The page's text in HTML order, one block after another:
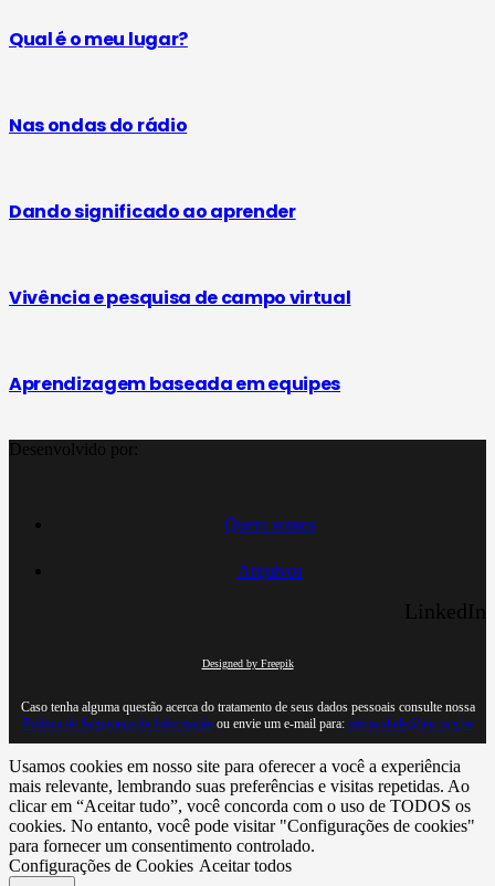
Qual é o meu lugar?
Nas ondas do rádio
Dando significado ao aprender
Vivência e pesquisa de campo virtual
Aprendizagem baseada em equipes
Desenvolvido por:
Quem somos
Arquivos
LinkedIn
Designed by Freepik
Caso tenha alguma questão acerca do tratamento de seus dados pessoais consulte nossa
Política de Segurança da Informaçãoou envie um e-mail para: privacidade@iisc.org.br
Usamos cookies em nosso site para oferecer a você a experiência
mais relevante, lembrando suas preferências e visitas repetidas. Ao
clicar em “Aceitar tudo”, você concorda com o uso de TODOS os
cookies. No entanto, você pode visitar "Configurações de cookies"
para fornecer um consentimento controlado.
Configurações de Cookies Aceitar todos